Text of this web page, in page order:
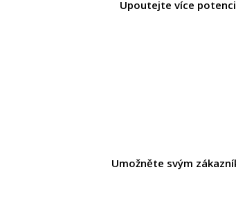
Upoutejte více
Umožněte svým